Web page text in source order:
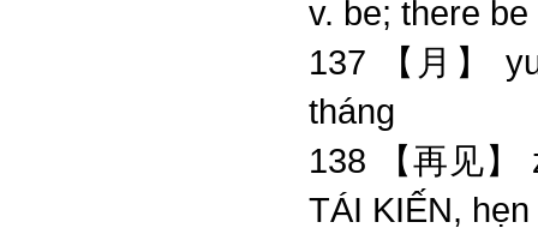
v. be; there
137 【月】
tháng
138 【再见】
TÁI KIẾN,